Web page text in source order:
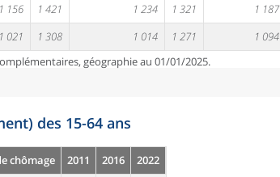
1 156 1 421 1 234 1 321
1 187
1 021 1 308 1 014 1 271
1 094
géographie au 01/01/2025.
des 15-64 ans
chômage 2011 2016
2022